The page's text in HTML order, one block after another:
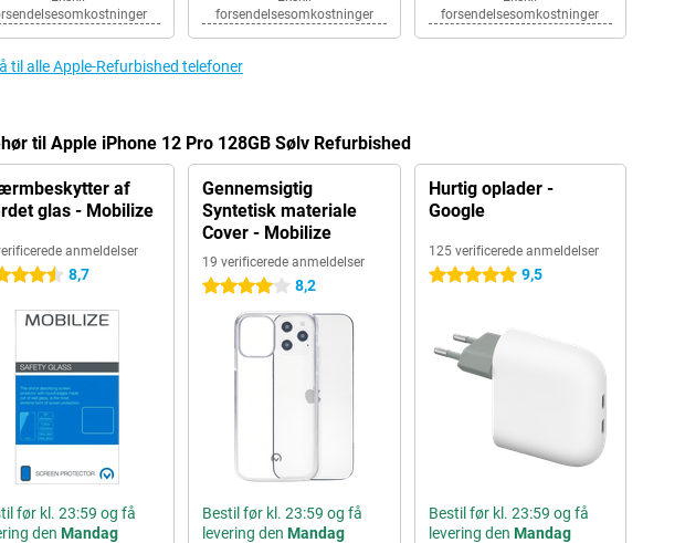
forsendelsesomkostninger
forsendelsesomkostninger
til alle Apple-Refurbished telefoner
til Apple iPhone 12 Pro 128GB Sølv Refurbished
af
glas - Mobilize
anmeldelser
8,7
før kl. 23:59 og få
den Mandag
Gennemsigtig
Syntetisk materiale
Cover - Mobilize
19 verificerede anmeldelser
4 stjerner 8,2
Bestil før kl. 23:59 og få
levering den Mandag
Hurtig oplader -
Google
125 verificerede anmeldelser
5 stjerner 9,5
Bestil før kl. 23:59 og få
levering den Mandag